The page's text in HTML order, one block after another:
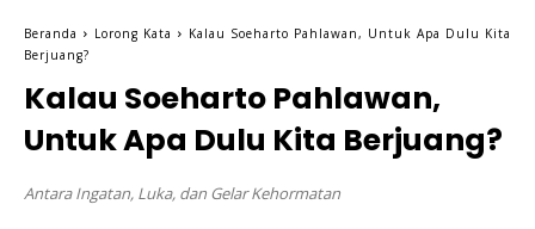
Beranda Lorong Kata
Kalau Soeharto Pahlawan, Untuk Apa Dulu Kita
Berjuang?
Kalau Soeharto Pahlawan,
Untuk Apa Dulu Kita Berjuang?
Antara Ingatan, Luka, dan Gelar Kehormatan